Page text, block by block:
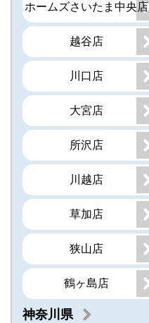
ホームズさいたま中央店
越谷店
川口店
大宮店
所沢店
川越店
草加店
狭山店
鶴ヶ島店
神奈川県